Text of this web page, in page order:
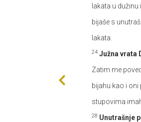
lakata u dužinu
bijaše s
lakata.
24 Južna vrata
Zatim me
bijahu kao i oni
stupovima
28 Unutrašnje